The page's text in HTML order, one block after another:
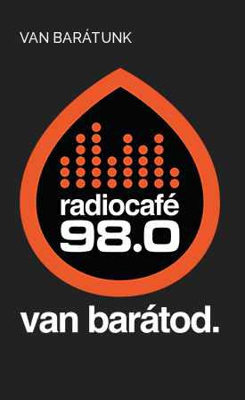
Boston, teadélután, bab és
Apr 9, 2026 • 00:37:17
Fermentáljunk, a testünk
Apr 3, 2026 • 00:36:07
VAN BARÁTUNK